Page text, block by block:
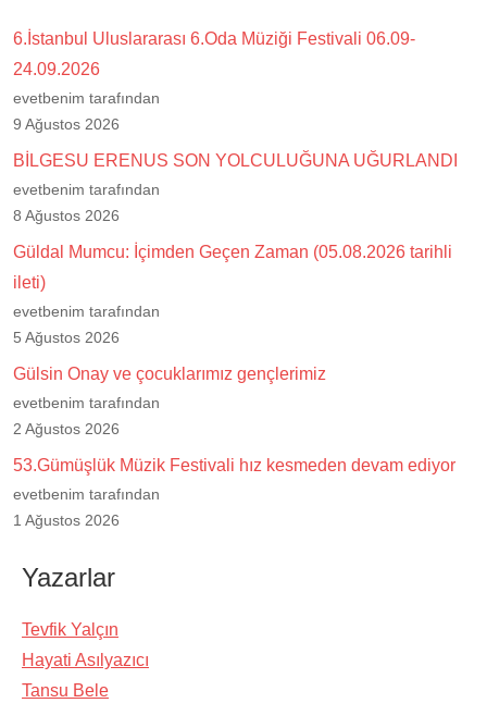
6.İstanbul Uluslararası 6.Oda Müziği Festivali 06.09-
24.09.2026
evetbenim tarafından
9 Ağustos 2026
BİLGESU ERENUS SON YOLCULUĞUNA UĞURLANDI
evetbenim tarafından
8 Ağustos 2026
Güldal Mumcu: İçimden Geçen Zaman (05.08.2026 tarihli
ileti)
evetbenim tarafından
5 Ağustos 2026
Gülsin Onay ve çocuklarımız gençlerimiz
evetbenim tarafından
2 Ağustos 2026
53.Gümüşlük Müzik Festivali hız kesmeden devam ediyor
evetbenim tarafından
1 Ağustos 2026
Yazarlar
Tevfik Yalçın
Hayati Asılyazıcı
Tansu Bele